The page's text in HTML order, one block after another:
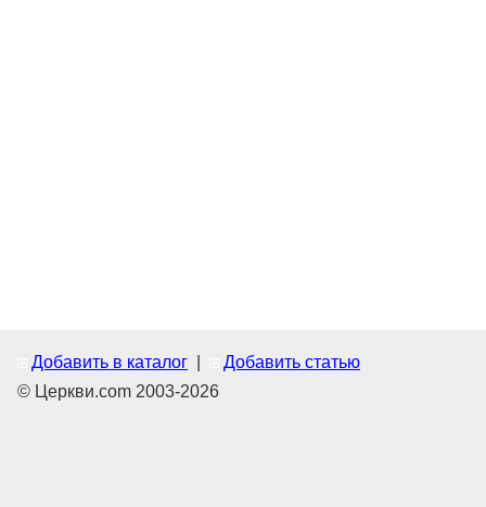
Добавить в каталог
Добавить статью
© Церкви.com 2003-2026